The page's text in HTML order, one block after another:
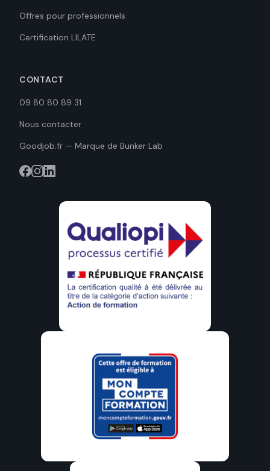
Offres pour professionnels
Certification LILATE
CONTACT
09 80 80 89 31
Nous contacter
Goodjob.fr — Marque de Bunker Lab